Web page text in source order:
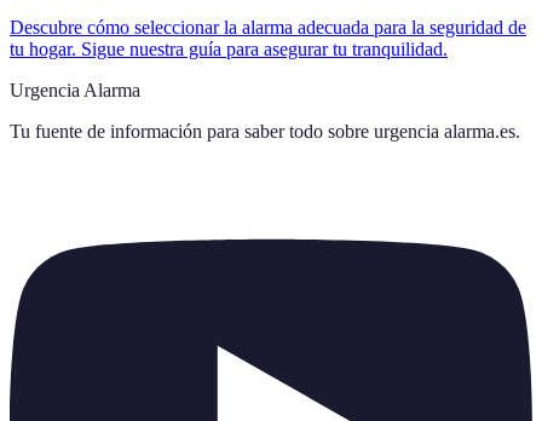
Descubre cómo seleccionar la alarma adecuada para la seguridad de
tu hogar. Sigue nuestra guía para asegurar tu tranquilidad.
Urgencia Alarma
Tu fuente de información para saber todo sobre urgencia alarma.es.